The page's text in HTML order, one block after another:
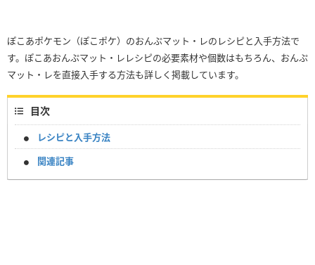
ぽこあポケモン（ぽこポケ）のおんぷマット・レのレシピと入手方法で
す。ぽこあおんぷマット・レレシピの必要素材や個数はもちろん、おんぷ
マット・レを直接入手する方法も詳しく掲載しています。
目次
レシピと入手方法
関連記事